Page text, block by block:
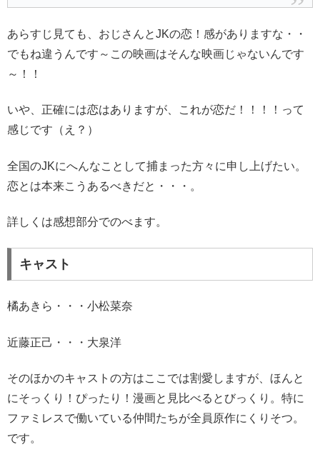
あらすじ見ても、おじさんとJKの恋！感がありますな・・
でもね違うんです～この映画はそんな映画じゃないんです
～！！
いや、正確には恋はありますが、これが恋だ！！！！って
感じです（え？）
全国のJKにへんなことして捕まった方々に申し上げたい。
恋とは本来こうあるべきだと・・・。
詳しくは感想部分でのべます。
キャスト
橘あきら・・・小松菜奈
近藤正己・・・大泉洋
そのほかのキャストの方はここでは割愛しますが、ほんと
にそっくり！ぴったり！漫画と見比べるとびっくり。特に
ファミレスで働いている仲間たちが全員原作にくりそつ。
です。